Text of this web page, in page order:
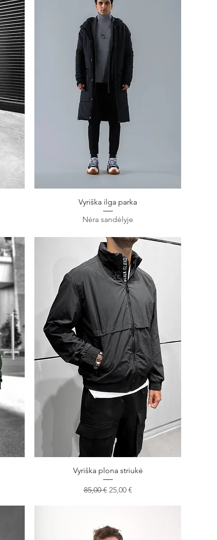
Greita peržiūra
Vyriška ilga parka
Nėra sandėlyje
Greita peržiūra
Vyriška plona striukė
Įprastinė kaina
85,00 € Pardavimo kaina
25,00 €